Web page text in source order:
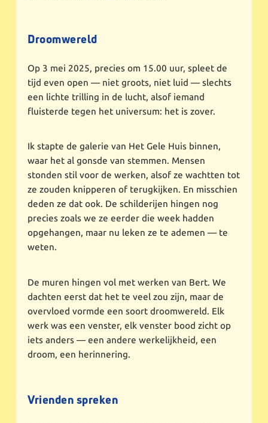
Droomwereld
Op 3 mei 2025, precies om 15.00 uur, spleet de
tijd even open — niet groots, niet luid — slechts
een lichte trilling in de lucht, alsof iemand
fluisterde tegen het universum: het is zover.
Ik stapte de galerie van Het Gele Huis binnen,
waar het al gonsde van stemmen. Mensen
stonden stil voor de werken, alsof ze wachtten tot
ze zouden knipperen of terugkijken. En misschien
deden ze dat ook. De schilderijen hingen nog
precies zoals we ze eerder die week hadden
opgehangen, maar nu leken ze te ademen — te
weten.
De muren hingen vol met werken van Bert. We
dachten eerst dat het te veel zou zijn, maar de
overvloed vormde een soort droomwereld. Elk
werk was een venster, elk venster bood zicht op
iets anders — een andere werkelijkheid, een
droom, een herinnering.
Vrienden spreken